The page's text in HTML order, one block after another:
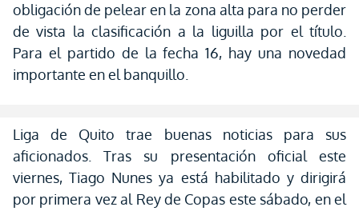
obligación de pelear en la zona alta para no perder
de vista la clasificación a la liguilla por el título.
Para el partido de la fecha 16, hay una novedad
importante en el banquillo.
Liga de Quito trae buenas noticias para sus
aficionados. Tras su presentación oficial este
viernes, Tiago Nunes ya está habilitado y dirigirá
por primera vez al Rey de Copas este sábado, en el